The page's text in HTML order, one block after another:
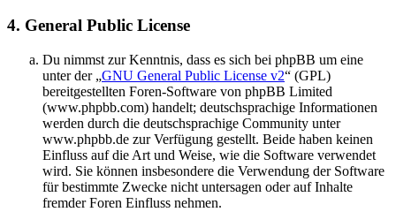
4. General Public License
Du nimmst zur Kenntnis, dass es sich bei phpBB um eine
unter der „GNU General Public License v2“ (GPL)
bereitgestellten Foren-Software von phpBB Limited
(www.phpbb.com) handelt; deutschsprachige Informationen
werden durch die deutschsprachige Community unter
www.phpbb.de zur Verfügung gestellt. Beide haben keinen
Einfluss auf die Art und Weise, wie die Software verwendet
wird. Sie können insbesondere die Verwendung der Software
für bestimmte Zwecke nicht untersagen oder auf Inhalte
fremder Foren Einfluss nehmen.